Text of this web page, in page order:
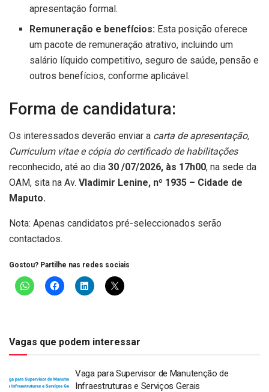
apresentação formal.
Remuneração e benefícios: Esta posição oferece
um pacote de remuneração atrativo, incluindo um
salário líquido competitivo, seguro de saúde, pensão e
outros benefícios, conforme aplicável.
Forma de candidatura:
Os interessados deverão enviar a carta de apresentação,
Curriculum vitae e cópia do certificado de habilitações
reconhecido, até ao dia 30 /07/2026, às 17h00, na sede da
OAM, sita na Av. Vladimir Lenine, nº 1935 – Cidade de
Maputo.
Nota: Apenas candidatos pré-seleccionados serão
contactados.
Gostou? Partilhe nas redes sociais
Vagas que podem interessar
Vaga para Supervisor de Manutenção de
Infraestruturas e Serviços Gerais